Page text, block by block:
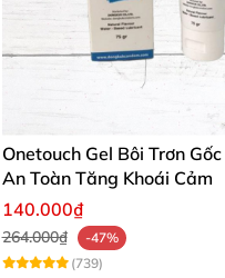
Onetouch Gel Bôi Trơn
An Toàn Tăng Khoái Cảm
140.000₫
264.000₫
-47%
(739)